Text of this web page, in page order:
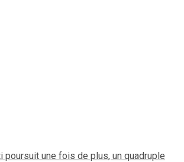
poursuit une fois de plus, un quadruple